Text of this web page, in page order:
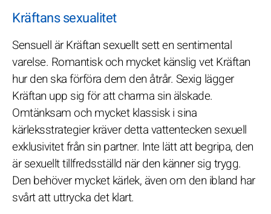
Kräftans sexualitet
Sensuell är Kräftan sexuellt sett en sentimental
varelse. Romantisk och mycket känslig vet Kräftan
hur den ska förföra dem den åtrår. Sexig lägger
Kräftan upp sig för att charma sin älskade.
Omtänksam och mycket klassisk i sina
kärleksstrategier kräver detta vattentecken sexuell
exklusivitet från sin partner. Inte lätt att begripa, den
är sexuellt tillfredsställd när den känner sig trygg.
Den behöver mycket kärlek, även om den ibland har
svårt att uttrycka det klart.